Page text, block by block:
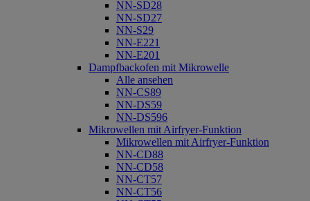
NN-SD28
NN-SD27
NN-S29
NN-E221
NN-E201
Dampfbackofen mit Mikrowelle
Alle ansehen
NN-CS89
NN-DS59
NN-DS596
Mikrowellen mit Airfryer-Funktion
Mikrowellen mit Airfryer-Funktion
NN-CD88
NN-CD58
NN-CT57
NN-CT56